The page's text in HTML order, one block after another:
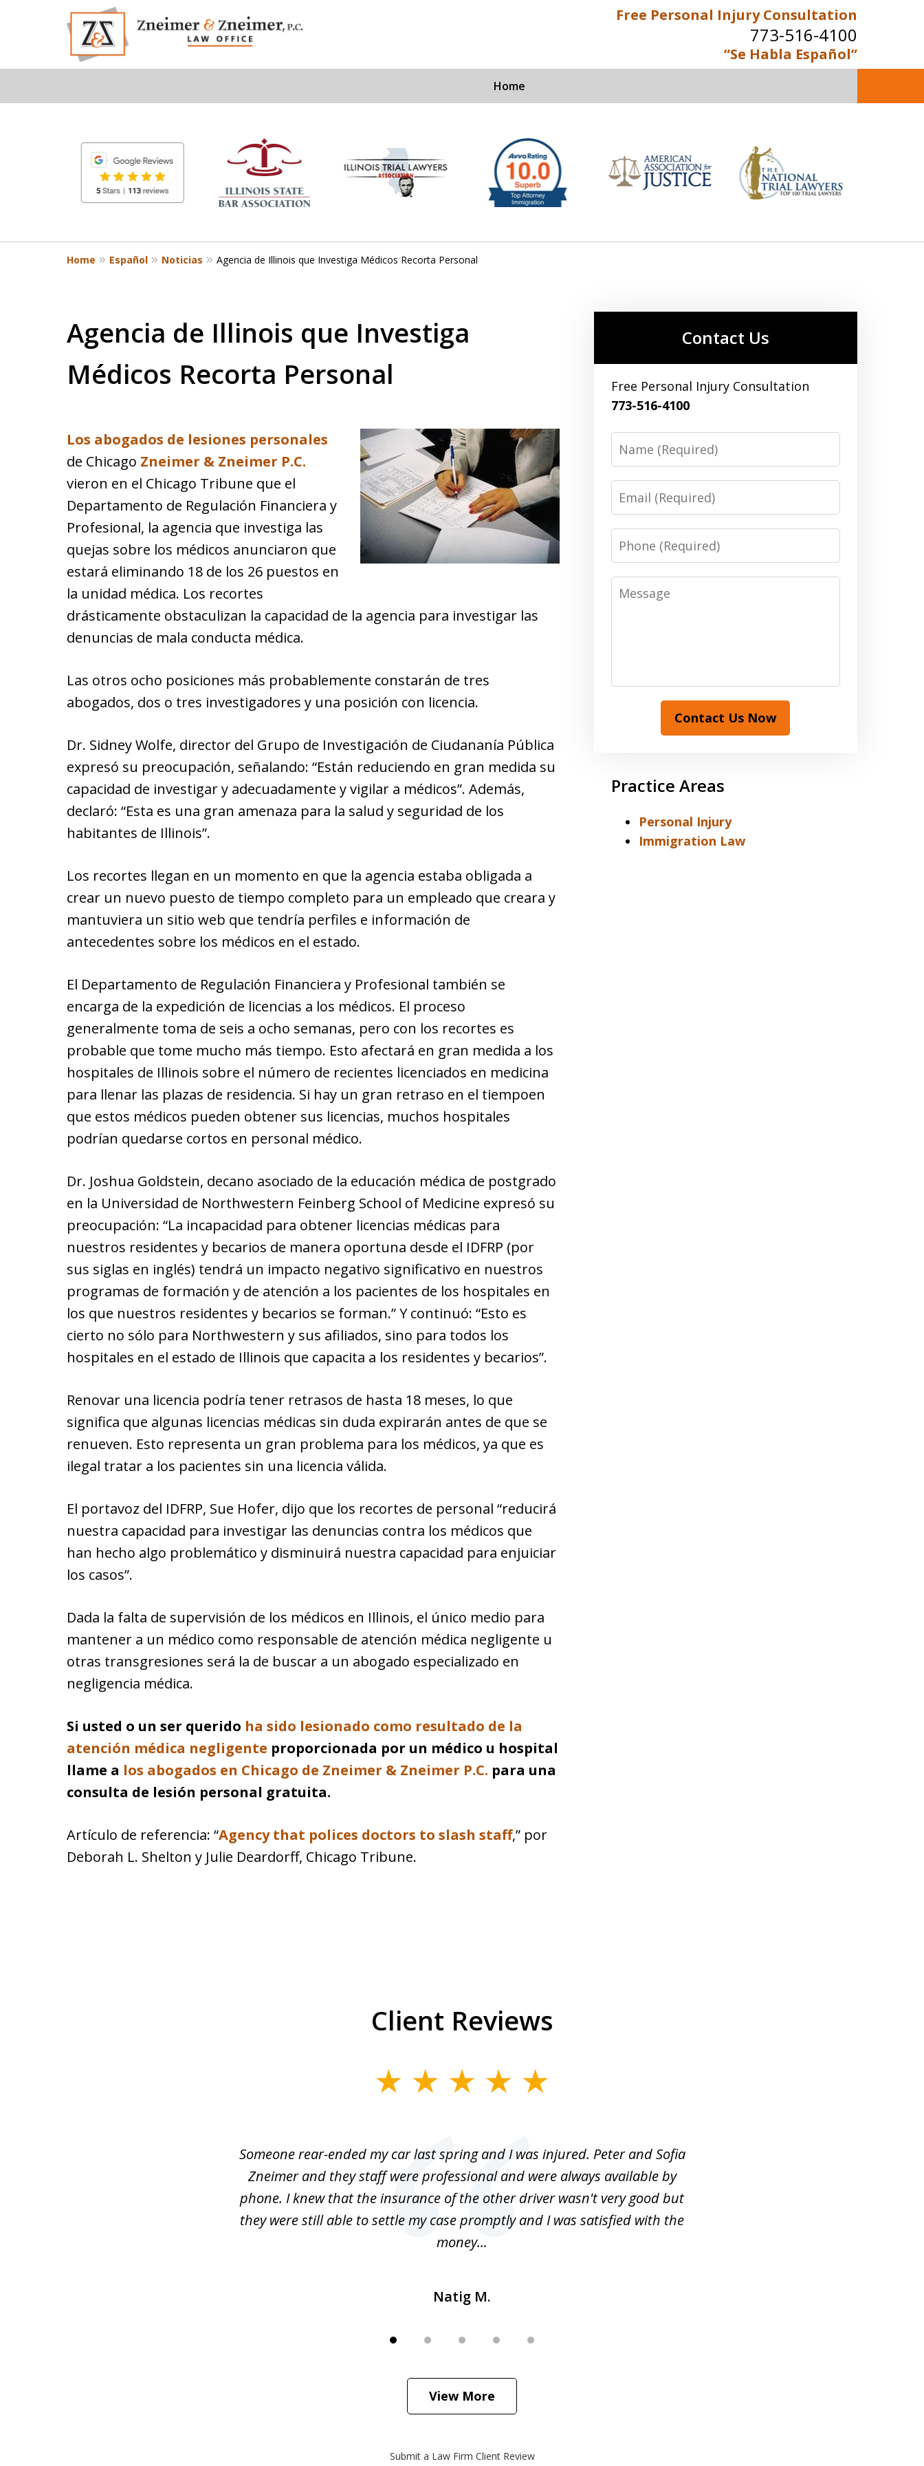
Free Personal Injury Consultation
773-516-4100
“Se Habla Español”
Home
Immigration Attorneys
For a Free Personal Injury Consultation
8
Home Español Noticias Agencia de Illinois que Investiga Médicos Recorta Personal
Agencia de Illinois que Investiga
Médicos Recorta Personal
Los abogados de lesiones personales
de Chicago Zneimer & Zneimer P.C.
vieron en el Chicago Tribune que el
Departamento de Regulación Financiera y
Profesional, la agencia que investiga las
quejas sobre los médicos anunciaron que
estará eliminando 18 de los 26 puestos en
la unidad médica. Los recortes
drásticamente obstaculizan la capacidad de la agencia para investigar las
denuncias de mala conducta médica.
Las otros ocho posiciones más probablemente constarán de tres
abogados, dos o tres investigadores y una posición con licencia.
Dr. Sidney Wolfe, director del Grupo de Investigación de Ciudananía Pública
expresó su preocupación, señalando: “Están reduciendo en gran medida su
capacidad de investigar y adecuadamente y vigilar a médicos”. Además,
declaró: “Esta es una gran amenaza para la salud y seguridad de los
habitantes de Illinois”.
Los recortes llegan en un momento en que la agencia estaba obligada a
crear un nuevo puesto de tiempo completo para un empleado que creara y
mantuviera un sitio web que tendría perfiles e información de
antecedentes sobre los médicos en el estado.
El Departamento de Regulación Financiera y Profesional también se
encarga de la expedición de licencias a los médicos. El proceso
generalmente toma de seis a ocho semanas, pero con los recortes es
probable que tome mucho más tiempo. Esto afectará en gran medida a los
hospitales de Illinois sobre el número de recientes licenciados en medicina
para llenar las plazas de residencia. Si hay un gran retraso en el tiempoen
que estos médicos pueden obtener sus licencias, muchos hospitales
podrían quedarse cortos en personal médico.
Dr. Joshua Goldstein, decano asociado de la educación médica de postgrado
en la Universidad de Northwestern Feinberg School of Medicine expresó su
preocupación: “La incapacidad para obtener licencias médicas para
nuestros residentes y becarios de manera oportuna desde el IDFRP (por
sus siglas en inglés) tendrá un impacto negativo significativo en nuestros
programas de formación y de atención a los pacientes de los hospitales en
los que nuestros residentes y becarios se forman.” Y continuó: “Esto es
cierto no sólo para Northwestern y sus afiliados, sino para todos los
hospitales en el estado de Illinois que capacita a los residentes y becarios”.
Renovar una licencia podría tener retrasos de hasta 18 meses, lo que
significa que algunas licencias médicas sin duda expirarán antes de que se
renueven. Esto representa un gran problema para los médicos, ya que es
ilegal tratar a los pacientes sin una licencia válida.
El portavoz del IDFRP, Sue Hofer, dijo que los recortes de personal “reducirá
nuestra capacidad para investigar las denuncias contra los médicos que
han hecho algo problemático y disminuirá nuestra capacidad para enjuiciar
los casos”.
Dada la falta de supervisión de los médicos en Illinois, el único medio para
mantener a un médico como responsable de atención médica negligente u
otras transgresiones será la de buscar a un abogado especializado en
negligencia médica.
Si usted o un ser querido ha sido lesionado como resultado de la
atención médica negligente proporcionada por un médico u hospital
llame a los abogados en Chicago de Zneimer & Zneimer P.C. para una
consulta de lesión personal gratuita.
Artículo de referencia: “Agency that polices doctors to slash staff,” por
Deborah L. Shelton y Julie Deardorff, Chicago Tribune.
Contact Us
Free Personal Injury Consultation
773-516-4100
Name
Email
Phone
Message
Contact Us Now
Practice Areas
Personal Injury
Immigration Law
Client Reviews
Someone rear-ended my car last spring and I was injured. Peter and Sofia
Zneimer and they staff were professional and were always available by
phone. I knew that the insurance of the other driver wasn't very good but
they were still able to settle my case promptly and I was satisfied with the
money...
Natig M.
View More
Submit a Law Firm Client Review